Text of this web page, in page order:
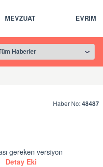
MEVZUAT EVRIM
Haber No:48487
gereken versiyon
Detay Eki